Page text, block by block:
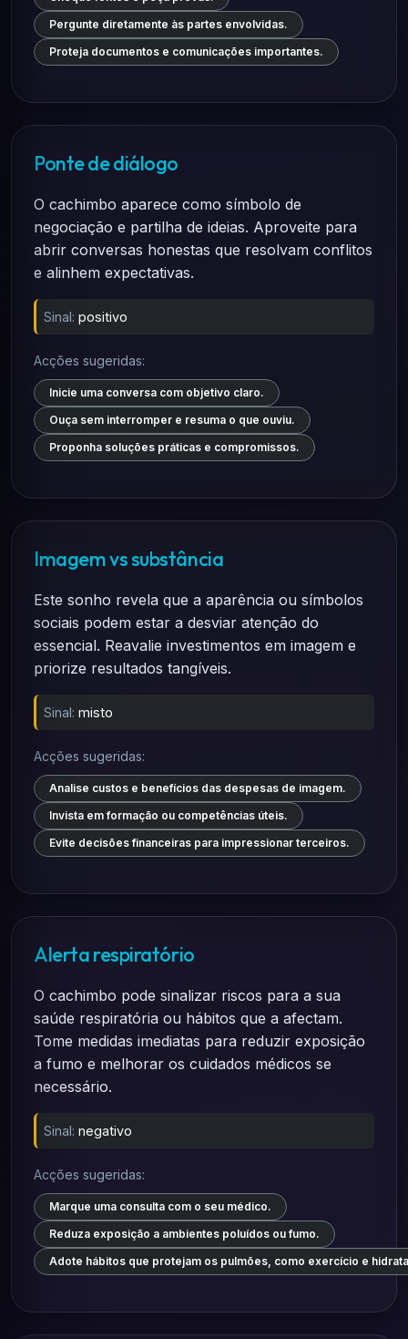
Pergunte diretamente às partes envolvidas.
Proteja documentos e comunicações importantes.
Ponte de diálogo
O cachimbo aparece como símbolo de
negociação e partilha de ideias. Aproveite para
abrir conversas honestas que resolvam conflitos
e alinhem expectativas.
Sinal: positivo
Acções sugeridas:
Inicie uma conversa com objetivo claro.
Ouça sem interromper e resuma o que ouviu.
Proponha soluções práticas e compromissos.
Imagem vs substância
Este sonho revela que a aparência ou símbolos
sociais podem estar a desviar atenção do
essencial. Reavalie investimentos em imagem e
priorize resultados tangíveis.
Sinal: misto
Acções sugeridas:
Analise custos e benefícios das despesas de imagem.
Invista em formação ou competências úteis.
Evite decisões financeiras para impressionar terceiros.
Alerta respiratório
O cachimbo pode sinalizar riscos para a sua
saúde respiratória ou hábitos que a afectam.
Tome medidas imediatas para reduzir exposição
a fumo e melhorar os cuidados médicos se
necessário.
Sinal: negativo
Acções sugeridas:
Marque uma consulta com o seu médico.
Reduza exposição a ambientes poluídos ou fumo.
Adote hábitos que protejam os pulmões, como exercício e